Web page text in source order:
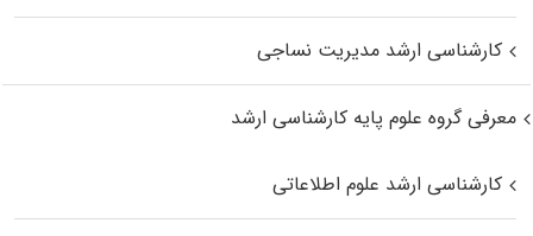
کارشناسی ارشد مدیریت نساجی
معرفی گروه علوم پایه کارشناسی ارشد
کارشناسی ارشد علوم اطلاعاتی